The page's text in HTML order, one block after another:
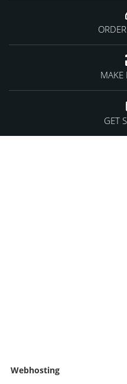
MAKE
GET
Webhosting